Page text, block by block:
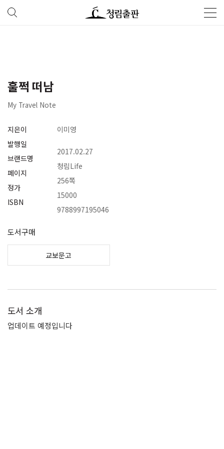
훌쩍 떠남
My Travel Note
지은이
발행일
브랜드명
페이지
정가
ISBN
이미영
2017.02.27
청림Life
256쪽
15000
9788997195046
도서구매
교보문고
도서 소개
업데이트 예정입니다